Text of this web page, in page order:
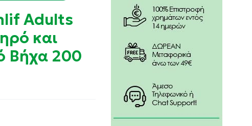
Adults
και
Βήχα 200